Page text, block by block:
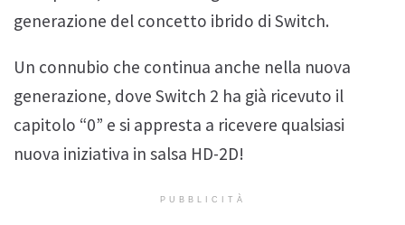
generazione del concetto ibrido di Switch.
Un connubio che continua anche nella nuova
generazione, dove Switch 2 ha già ricevuto il
capitolo “0” e si appresta a ricevere qualsiasi
nuova iniziativa in salsa HD-2D!
PUBBLICITÀ